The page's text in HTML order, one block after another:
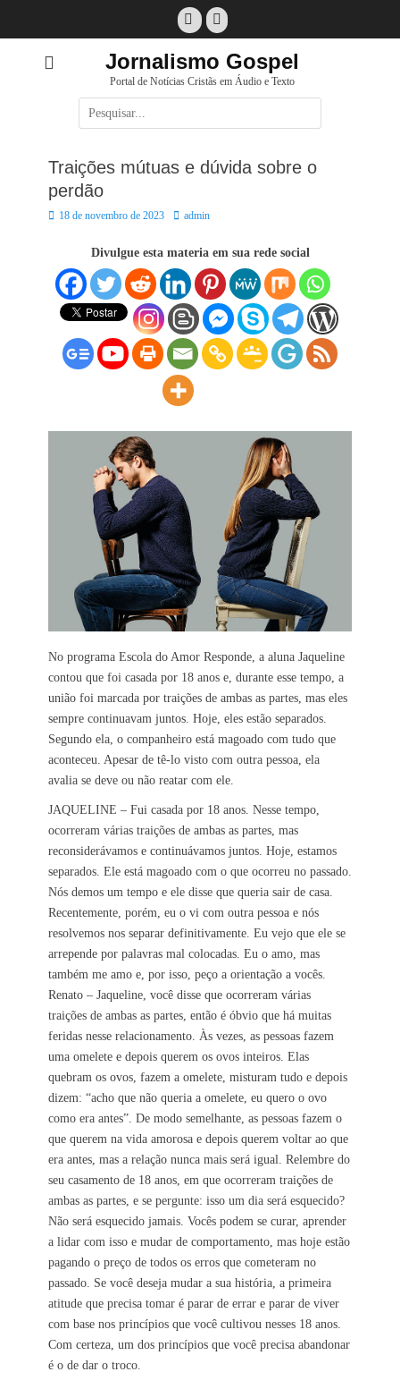
Facebook
E-
mail
Jornalismo Gospel
Portal de Notícias Cristãs em Áudio e Texto
Pesquisar
por:
Traições mútuas e dúvida sobre o
perdão
Posted
18 de novembro de 2023 Autor:
admin
Divulgue esta materia em sua rede social
No programa Escola do Amor Responde, a aluna Jaqueline
contou que foi casada por 18 anos e, durante esse tempo, a
união foi marcada por traições de ambas as partes, mas eles
sempre continuavam juntos. Hoje, eles estão separados.
Segundo ela, o companheiro está magoado com tudo que
aconteceu. Apesar de tê-lo visto com outra pessoa, ela
avalia se deve ou não reatar com ele.
JAQUELINE – Fui casada por 18 anos. Nesse tempo,
ocorreram várias traições de ambas as partes, mas
reconsiderávamos e continuávamos juntos. Hoje, estamos
separados. Ele está magoado com o que ocorreu no passado.
Nós demos um tempo e ele disse que queria sair de casa.
Recentemente, porém, eu o vi com outra pessoa e nós
resolvemos nos separar definitivamente. Eu vejo que ele se
arrepende por palavras mal colocadas. Eu o amo, mas
também me amo e, por isso, peço a orientação a vocês.
Renato – Jaqueline, você disse que ocorreram várias
traições de ambas as partes, então é óbvio que há muitas
feridas nesse relacionamento. Às vezes, as pessoas fazem
uma omelete e depois querem os ovos inteiros. Elas
quebram os ovos, fazem a omelete, misturam tudo e depois
dizem: “acho que não queria a omelete, eu quero o ovo
como era antes”. De modo semelhante, as pessoas fazem o
que querem na vida amorosa e depois querem voltar ao que
era antes, mas a relação nunca mais será igual. Relembre do
seu casamento de 18 anos, em que ocorreram traições de
ambas as partes, e se pergunte: isso um dia será esquecido?
Não será esquecido jamais. Vocês podem se curar, aprender
a lidar com isso e mudar de comportamento, mas hoje estão
pagando o preço de todos os erros que cometeram no
passado. Se você deseja mudar a sua história, a primeira
atitude que precisa tomar é parar de errar e parar de viver
com base nos princípios que você cultivou nesses 18 anos.
Com certeza, um dos princípios que você precisa abandonar
é o de dar o troco.